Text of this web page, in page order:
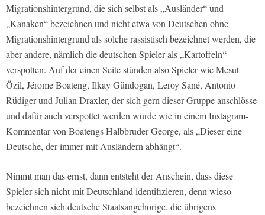
Migrationshintergrund, die sich selbst als „Ausländer“ und
„Kanaken“ bezeichnen und nicht etwa von Deutschen ohne
Migrationshintergrund als solche rassistisch bezeichnet werden, die
aber andere, nämlich die deutschen Spieler als „Kartoffeln“
verspotten. Auf der einen Seite stünden also Spieler wie Mesut
Özil, Jérome Boateng, Ilkay Gündogan, Leroy Sané, Antonio
Rüdiger und Julian Draxler, der sich gern dieser Gruppe anschlösse
und dafür auch verspottet werden würde wie in einem Instagram-
Kommentar von Boatengs Halbbruder George, als „Dieser eine
Deutsche, der immer mit Ausländern abhängt“.
Nimmt man das ernst, dann entsteht der Anschein, dass diese
Spieler sich nicht mit Deutschland identifizieren, denn wieso
bezeichnen sich deutsche Staatsangehörige, die übrigens